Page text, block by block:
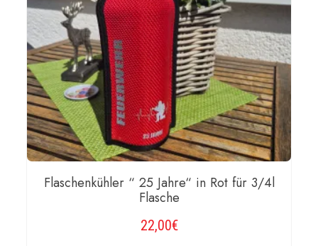
Flaschenkühler “ 25 Jahre“ in Rot für 3/4l
Flasche
22,00€